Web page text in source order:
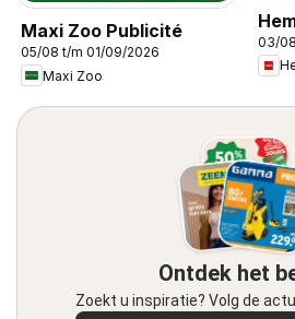
Maxi Zoo Publicité
05/08 t/m 01/09/2026
Maxi Zoo
03/
Ontdek het
Zoekt u inspiratie? Volg de